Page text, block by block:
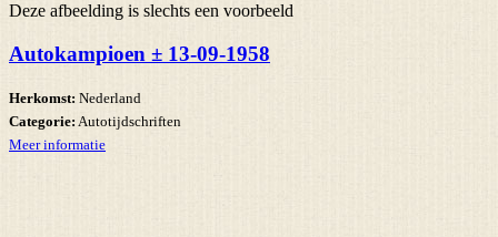
Deze afbeelding is slechts een voorbeeld
Autokampioen ± 13-09-1958
Herkomst: Nederland
Categorie: Autotijdschriften
Meer informatie